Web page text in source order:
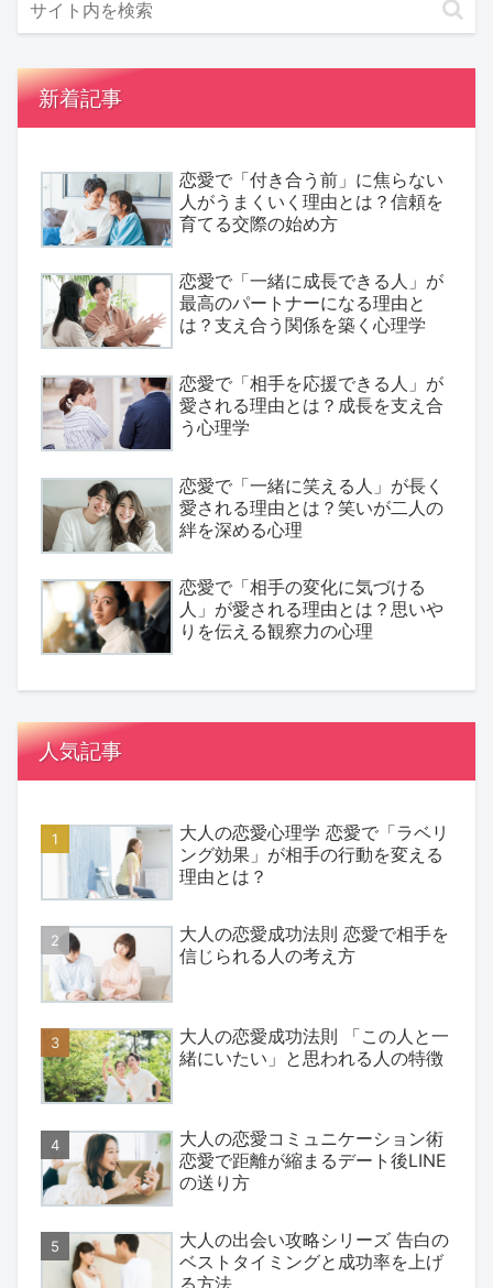
新着記事
恋愛で「付き合う前」に焦らない
人がうまくいく理由とは？信頼を
育てる交際の始め方
恋愛で「一緒に成長できる人」が
最高のパートナーになる理由と
は？支え合う関係を築く心理学
恋愛で「相手を応援できる人」が
愛される理由とは？成長を支え合
う心理学
恋愛で「一緒に笑える人」が長く
愛される理由とは？笑いが二人の
絆を深める心理
恋愛で「相手の変化に気づける
人」が愛される理由とは？思いや
りを伝える観察力の心理
人気記事
大人の恋愛心理学 恋愛で「ラベリ
ング効果」が相手の行動を変える
理由とは？
大人の恋愛成功法則 恋愛で相手を
信じられる人の考え方
大人の恋愛成功法則 「この人と一
緒にいたい」と思われる人の特徴
大人の恋愛コミュニケーション術
恋愛で距離が縮まるデート後LINE
の送り方
大人の出会い攻略シリーズ 告白の
ベストタイミングと成功率を上げ